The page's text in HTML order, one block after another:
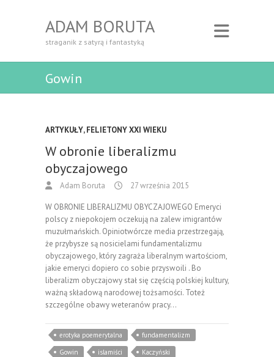
ADAM BORUTA
straganik z satyrą i fantastyką
Gowin
ARTYKUŁY,FELIETONY XXI WIEKU
W obronie liberalizmu
obyczajowego
Adam Boruta 27 września 2015
W OBRONIE LIBERALIZMU OBYCZAJOWEGO Emeryci
polscy z niepokojem oczekują na zalew imigrantów
muzułmańskich. Opiniotwórcze media przestrzegają,
że przybysze są nosicielami fundamentalizmu
obyczajowego, który zagraża liberalnym wartościom,
jakie emeryci dopiero co sobie przyswoili . Bo
liberalizm obyczajowy stał się częścią polskiej kultury,
ważną składową narodowej tożsamości. Toteż
szczególne obawy weteranów pracy…
erotyka poemerytalna
fundamentalizm
Gowin
islamiści
Kaczyński